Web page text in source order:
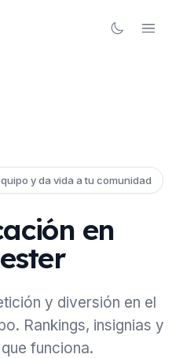
y da vida a tu comunidad
en
y diversión en el
Rankings, insignias y
funciona.